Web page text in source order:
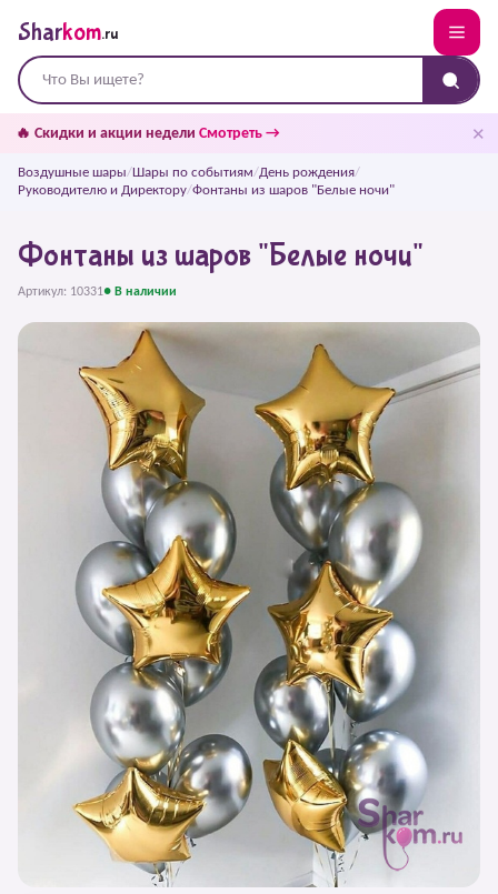
Sharkom.ru
🔥 Скидки и акции недели Смотреть → ✕
Воздушные шары/Шары по событиям/День рождения/
Руководителю и Директору/Фонтаны из шаров "Белые ночи"
Фонтаны из шаров "Белые ночи"
Артикул: 10331● В наличии